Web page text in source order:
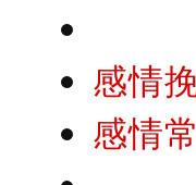
感情
感情